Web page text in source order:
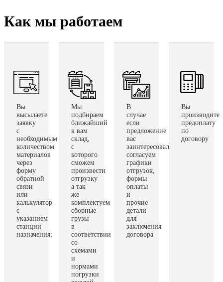
Как мы работаем
Вы
высылаете
заявку
с
необходимым
количеством
материалов
через
форму
обратной
связи
или
калькулятор
с
указанием
станции
назначения;
Мы
подбираем
ближайший
к вам
склад,
с
которого
сможем
произвести
отгрузку
а так
же
комплектуем
сборные
грузы
в
соответствии
со
схемами
и
нормами
погрузки
В
случае
если
предложение
вас
заинтересовало,
согласуем
графики
отгрузок,
формы
оплаты
и
прочие
детали
для
заключения
договора
Вы
производите
предоплату
по
договору